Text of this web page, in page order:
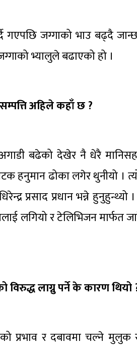
गएपछि जग्गाको भाउ बढ्दै
भ्यालुले बढाएको हो ।
अहिले कहाँ छ ?
बढेको देखेर नै धेरै
हनुमान ढोका लगेर थुनीयो ।
प्रसाद प्रधान भन्ने
लगियो र टेलिभिजन मार्फत
विरुद्ध लाग्नु पर्ने के कारण थियो
प्रभाव र दबावमा चल्ने मुलुक